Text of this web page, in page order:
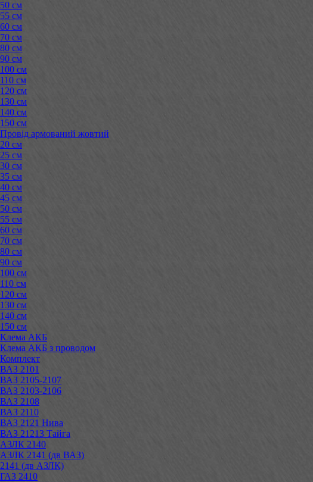
50 см
55 см
60 см
70 см
80 см
90 см
100 см
110 см
120 см
130 см
140 см
150 см
Провід армований жовтий
20 см
25 см
30 см
35 см
40 см
45 см
50 см
55 см
60 см
70 см
80 см
90 см
100 см
110 см
120 см
130 см
140 см
150 см
Клема АКБ
Клема АКБ з проводом
Комплект
ВАЗ 2101
ВАЗ 2105-2107
ВАЗ 2103-2106
ВАЗ 2108
ВАЗ 2110
ВАЗ 2121 Нива
ВАЗ 21213 Тайга
АЗЛК 2140
АЗЛК 2141 (дв ВАЗ)
2141 (дв АЗЛК)
ГАЗ 2410